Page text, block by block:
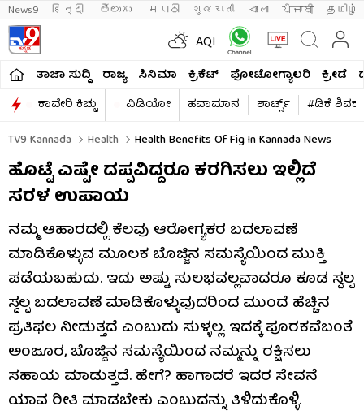
News9 हिन्दी తెలుగు मराठी ગુજરાતી বাংলা ਪੰਜਾਬੀ தமிழ்
AQI
ತಾಜಾ ಸುದ್ದಿ ರಾಜ್ಯ ಸಿನಿಮಾ ಕ್ರಿಕೆಟ್​ ಫೋಟೋಗ್ಯಾಲರಿ ಕ್ರೀಡೆ
ಕಾವೇರಿ ಕಿಚ್ಚು
ವಿಡಿಯೋ ಹವಾಮಾನ ಶಾರ್ಟ್ಸ್​
#ಡಿಕೆ
TV9 Kannada
Health Health Benefits Of Fig In Kannada News
ಹೊಟ್ಟೆ ಎಷ್ಟೇ ದಪ್ಪವಿದ್ದರೂ ಕರಗಿಸಲು ಇಲ್ಲಿದೆ
ಸರಳ ಉಪಾಯ
ನಮ್ಮ ಆಹಾರದಲ್ಲಿ ಕೆಲವು ಆರೋಗ್ಯಕರ ಬದಲಾವಣೆ
ಮಾಡಿಕೊಳ್ಳುವ ಮೂಲಕ ಬೊಜ್ಜಿನ ಸಮಸ್ಯೆಯಿಂದ ಮುಕ್ತಿ
ಪಡೆಯಬಹುದು. ಇದು ಅಷ್ಟು ಸುಲಭವಲ್ಲವಾದರೂ ಕೂಡ ಸ್ವಲ್ಪ
ಸ್ವಲ್ಪ ಬದಲಾವಣೆ ಮಾಡಿಕೊಳ್ಳುವುದರಿಂದ ಮುಂದೆ ಹೆಚ್ಚಿನ
ಪ್ರತಿಫಲ ನೀಡುತ್ತದೆ ಎಂಬುದು ಸುಳ್ಳಲ್ಲ. ಇದಕ್ಕೆ ಪೂರಕವೆಬಂತೆ
ಅಂಜೂರ, ಬೊಜ್ಜಿನ ಸಮಸ್ಯೆಯಿಂದ ನಮ್ಮನ್ನು ರಕ್ಷಿಸಲು
ಸಹಾಯ ಮಾಡುತ್ತದೆ. ಹೇಗೆ? ಹಾಗಾದರೆ ಇದರ ಸೇವನೆ
ಯಾವ ರೀತಿ ಮಾಡಬೇಕು ಎಂಬುದನ್ನು ತಿಳಿದುಕೊಳ್ಳಿ.